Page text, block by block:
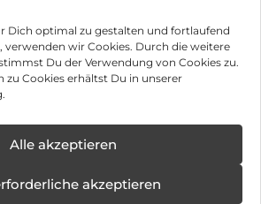
Dich optimal zu gestalten und fortlaufend
verwenden wir Cookies. Durch die weitere
Du der Verwendung von Cookies zu.
Cookies erhältst Du in unserer
Alle akzeptieren
akzeptieren